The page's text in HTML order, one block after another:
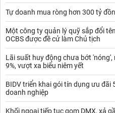
Tự doanh mua ròng hơn 300 tỷ
Một công ty quản lý quỹ sắp đổi
OCBS được đề cử làm Chủ tịch
Lãi suất huy động chưa bớt
9%, vượt xa biểu niêm yết
BIDV triển khai gói tín dụng ưu
doanh nghiệp
Khối ngoại tiếp tục gom DMX, xả